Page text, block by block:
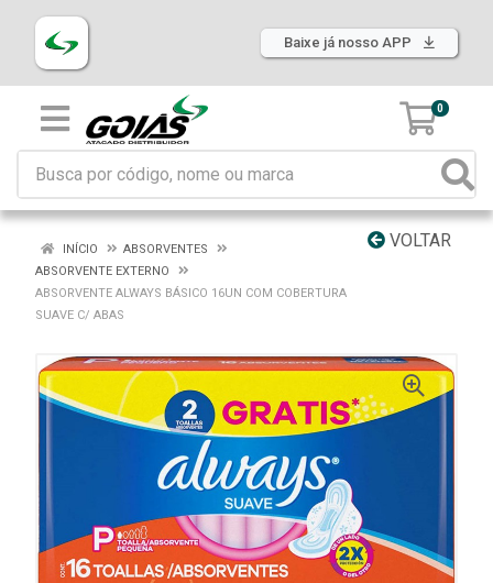
Baixe já nosso APP
0
VOLTAR
INÍCIO
ABSORVENTES
ABSORVENTE EXTERNO
ABSORVENTE ALWAYS BÁSICO 16UN COM COBERTURA
SUAVE C/ ABAS